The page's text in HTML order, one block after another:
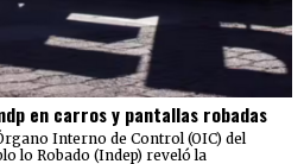
en carros y pantallas robadas
Interno de Control (OIC) del
lo Robado (Indep) reveló la